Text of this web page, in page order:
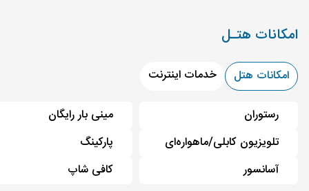
امکانات هتـل
امکانات هتل خدمات اینترنت
رستوران
تلویزیون کابلی/ماهواره‌ای
آسانسور
مینی بار رایگان
پارکینگ
کافی شاپ